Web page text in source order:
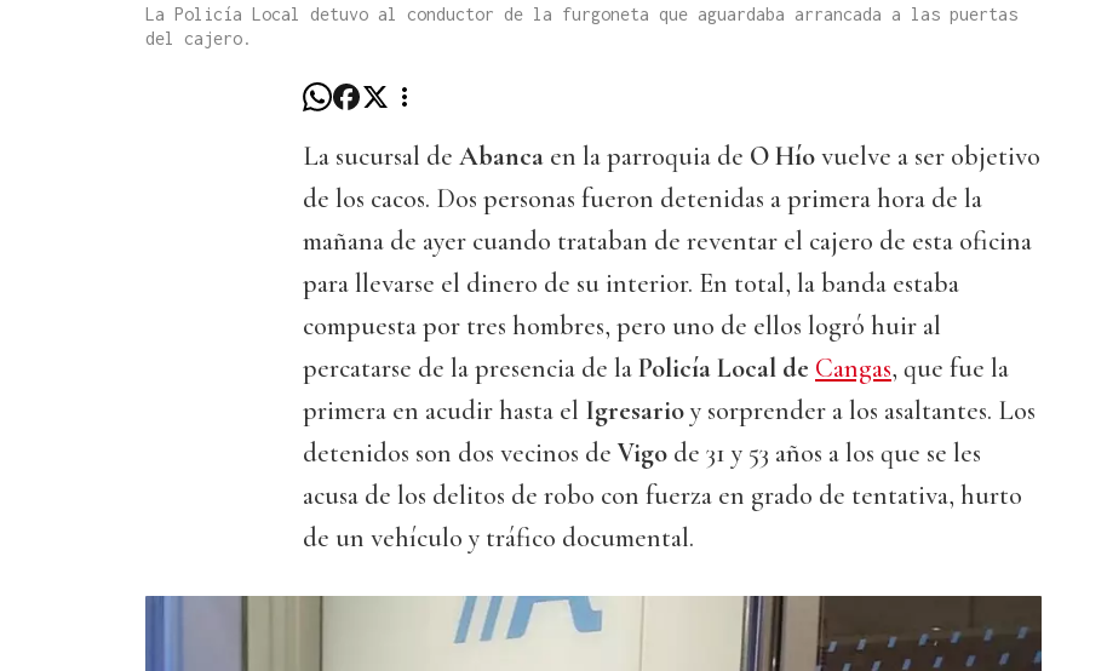
La Policía Local detuvo al conductor de la furgoneta que aguardaba arrancada a las puertas
del cajero.
La sucursal de Abanca en la parroquia de O Híovuelve a ser objetivo
de los cacos. Dos personas fueron detenidas a primera hora de la
mañana de ayer cuando trataban de reventar el cajero de esta oficina
para llevarse el dinero de su interior. En total, la banda estaba
compuesta por tres hombres, pero uno de ellos logró huir al
percatarse de la presencia de laPolicía Local de Cangas, que fue la
primera en acudir hasta el Igresarioy sorprender a los asaltantes. Los
detenidos son dos vecinos de Vigo de 31 y 53 años a los que se les
acusa de los delitos de robo con fuerza en grado de tentativa, hurto
de un vehículo y tráfico documental.